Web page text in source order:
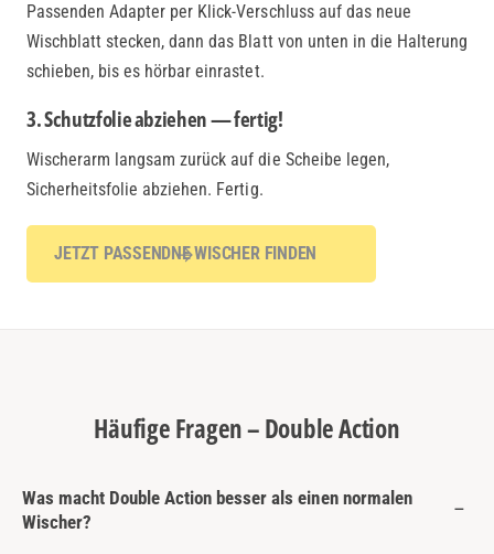
Passenden Adapter per Klick-Verschluss auf das neue
Wischblatt stecken, dann das Blatt von unten in die Halterung
schieben, bis es hörbar einrastet.
3. Schutzfolie abziehen — fertig!
Wischerarm langsam zurück auf die Scheibe legen,
Sicherheitsfolie abziehen. Fertig.
JETZT PASSENDNE WISCHER FINDEN
Häufige Fragen – Double Action
Was macht Double Action besser als einen normalen
Wischer?